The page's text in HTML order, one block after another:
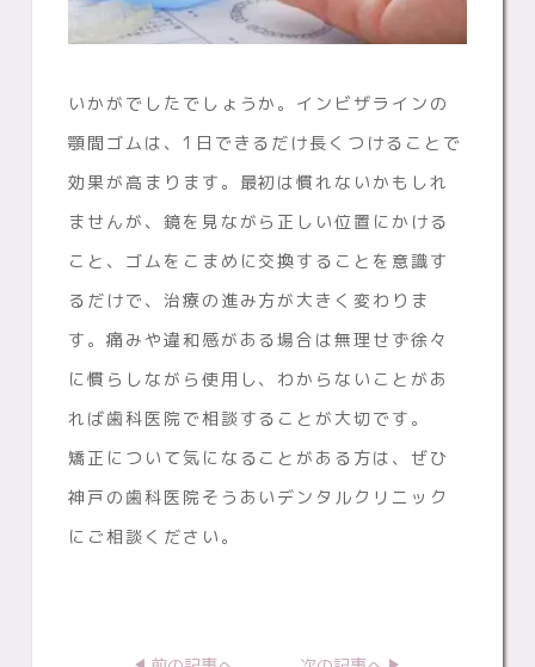
いかがでしたでしょうか。インビザラインの
顎間ゴムは、1日できるだけ長くつけることで
効果が高まります。最初は慣れないかもしれ
ませんが、鏡を見ながら正しい位置にかける
こと、ゴムをこまめに交換することを意識す
るだけで、治療の進み方が大きく変わりま
す。痛みや違和感がある場合は無理せず徐々
に慣らしながら使用し、わからないことがあ
れば歯科医院で相談することが大切です。
矯正について気になることがある方は、ぜひ
神戸の歯科医院そうあいデンタルクリニック
にご相談ください。